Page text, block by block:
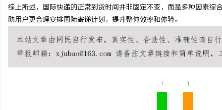
综上所述，国际快递的正常到货时间并非固定不变，而是多种因素
助用户更合理安排国际寄递计划，提升整体效率和体验。
1 1
ai却天天给他免费派单？